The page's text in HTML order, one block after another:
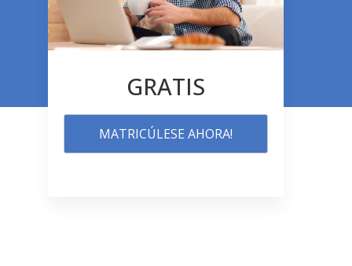
GRATIS
MATRICÚLESE AHORA!